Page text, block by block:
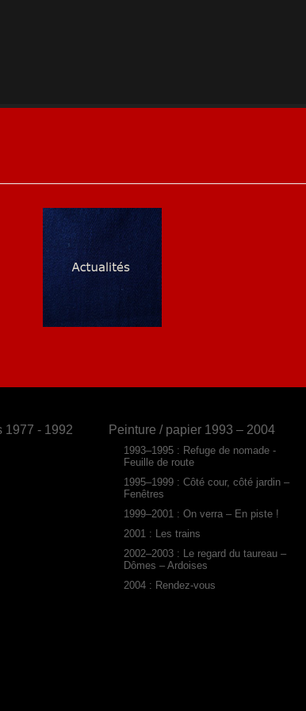
1977 - 1992 Peinture / papier 1993 – 2004
1993–1995 : Refuge de nomade -
Feuille de route
1995–1999 : Côté cour, côté jardin –
Fenêtres
1999–2001 : On verra – En piste !
2001 : Les trains
2002–2003 : Le regard du taureau –
Dômes – Ardoises
2004 : Rendez-vous